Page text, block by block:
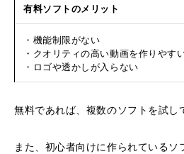
有料ソフトのメリット
・機能制限がない
・クオリティの高い動画を作りやす
・ロゴや透かしが入らない
無料であれば、複数のソフトを試
また、初心者向けに作られている